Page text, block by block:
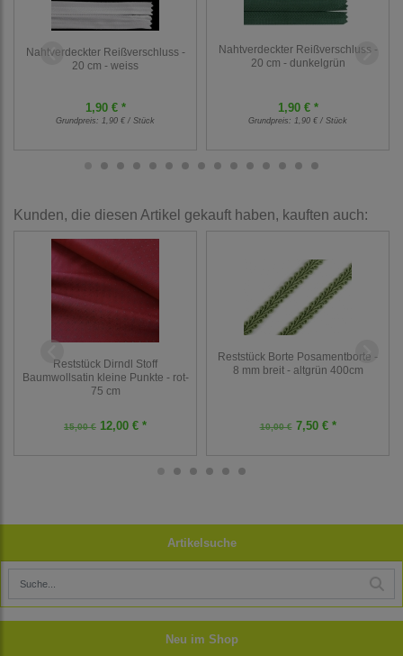
Artikelsuche
Neu im Shop
Nahtverdeckter Reißverschluss -
20 cm - weiss
1,90 € *
Grundpreis: 1,90 € / Stück
Nahtverdeckter Reißverschluss -
20 cm - dunkelgrün
1,90 € *
Grundpreis: 1,90 € / Stück
Kunden, die diesen Artikel gekauft haben, kauften auch:
Reststück Dirndl Stoff
Baumwollsatin kleine Punkte - rot-
75 cm
15,00 € 12,00 € *
Reststück Borte Posamentborte -
8 mm breit - altgrün 400cm
10,00 €7,50 € *